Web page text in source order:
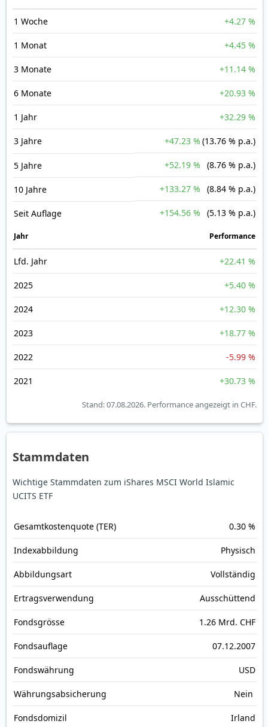
1 Woche +4.27 %
1 Monat +4.45 %
3 Monate +11.14 %
6 Monate +20.93 %
1 Jahr +32.29 %
3 Jahre +47.23 % (13.76 % p.a.)
5 Jahre +52.19 % (8.76 % p.a.)
10 Jahre +133.27 % (8.84 % p.a.)
Seit Auflage +154.56 % (5.13 % p.a.)
Jahr Perfor­mance
Lfd. Jahr +22.41 %
2025 +5.40 %
2024 +12.30 %
2023 +18.77 %
2022 -5.99 %
2021 +30.73 %
Stand: 07.08.2026. Performance angezeigt in CHF.
Stammdaten
Wichtige Stammdaten zum iShares MSCI World Islamic
UCITS ETF
Gesamt­kosten­quote (TER) 0.30 %
Index­abbildung Physisch
Abbildungs­art Vollständig
Ertrags­verwendung Ausschüttend
Fonds­grösse 1.26 Mrd. CHF
Fonds­auflage 07.12.2007
Fonds­währung USD
Währungsabsicherung Nein
Fondsdomizil Irland